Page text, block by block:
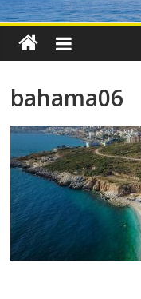
bahama06